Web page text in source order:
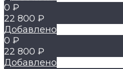
0 ₽
22 800 ₽
Добавлено
0 ₽
22 800 ₽
Добавлено